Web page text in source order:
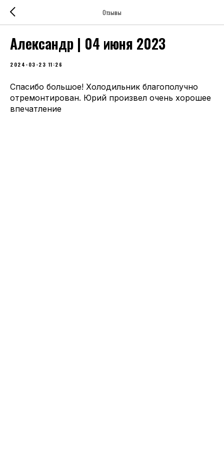
Отзывы
Александр | 04 июня 2023
2024-03-23 11:26
Спасибо большое! Холодильник благополучно
отремонтирован. Юрий произвел очень хорошее
впечатление